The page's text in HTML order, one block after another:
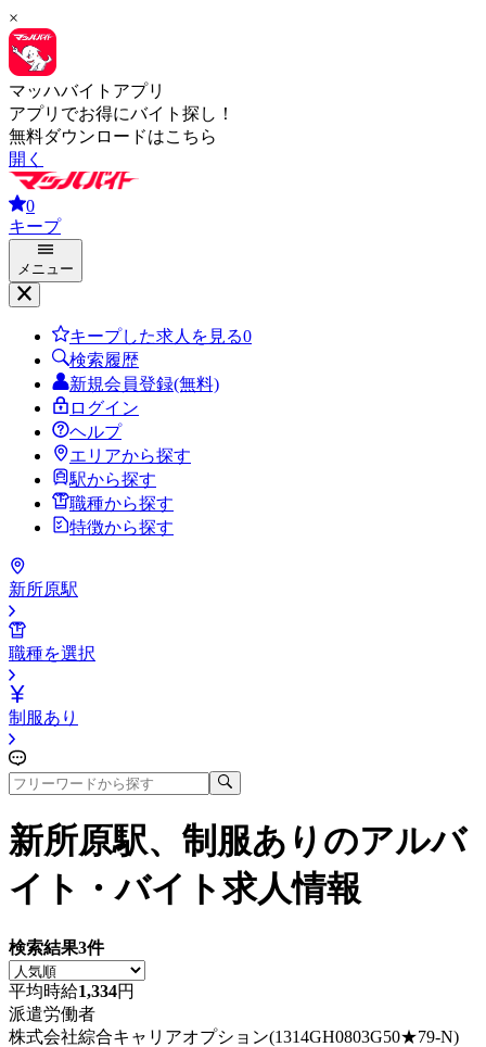
×
マッハバイトアプリ
アプリでお得にバイト探し！
無料ダウンロードはこちら
開く
0
キープ
メニュー
キープした求人を見る0
検索履歴
新規会員登録(無料)
ログイン
ヘルプ
エリアから探す
駅から探す
職種から探す
特徴から探す
新所原駅
職種を選択
制服あり
新所原駅、制服あり のアルバ
イト・バイト求人情報
検索結果3件
平均時給1,334円
派遣労働者
株式会社綜合キャリアオプション(1314GH0803G50★79-N)